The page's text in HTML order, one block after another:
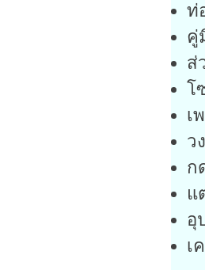
ท่
คู่
ส่
โ
เ
ว
ก
แ
อุ
เ